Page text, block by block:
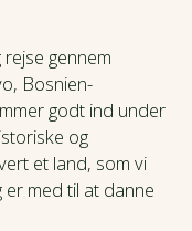
gennem
Bosnien-
godt ind under
og
et land, som vi
med til at danne